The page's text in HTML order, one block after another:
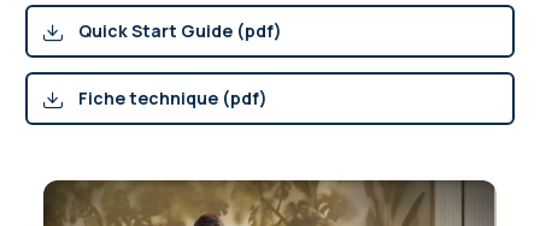
Quick Start Guide (pdf)
Fiche technique (pdf)